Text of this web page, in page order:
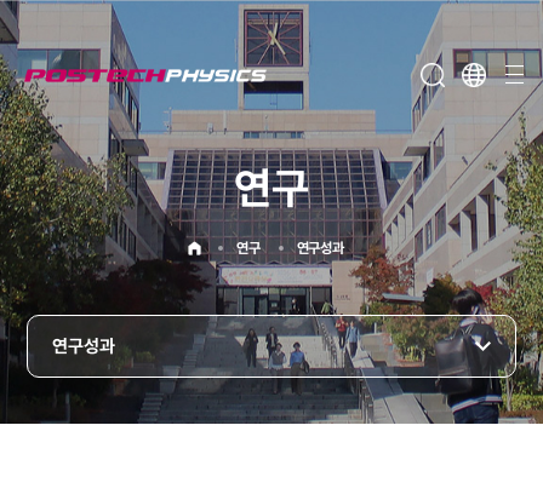
연구
연구 연구성과
연구성과